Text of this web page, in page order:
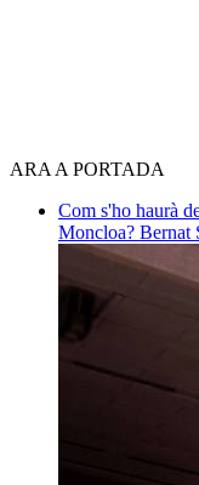
ARA A PORTADA
Com s'ho haurà
Moncloa? Bernat